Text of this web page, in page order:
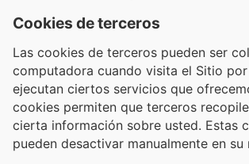
Cookies de terceros
Las cookies de terceros pueden ser
computadora cuando visita el Sitio
ejecutan ciertos servicios que
cookies permiten que terceros
cierta información sobre usted. Estas
pueden desactivar manualmente en su